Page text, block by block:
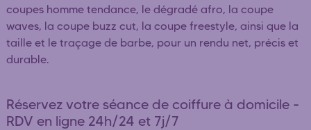
coupes homme tendance, le dégradé afro, la coupe
waves, la coupe buzz cut, la coupe freestyle, ainsi que la
taille et le traçage de barbe, pour un rendu net, précis et
durable.
Réservez votre séance de coiffure à domicile -
RDV en ligne 24h/24 et 7j/7